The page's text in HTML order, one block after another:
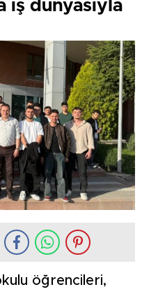
iş dünyasıyla
öğrencileri,